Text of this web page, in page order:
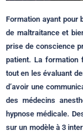
Formation ayant pour
de maltraitance et
prise de conscience
patient. La formation
tout en les évaluant
d’avoir une
des médecins
hypnose médicale.
sur un modèle à 3